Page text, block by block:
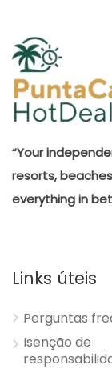
“Your
resorts,
everything in
Links úteis
Perguntas
Isenção de